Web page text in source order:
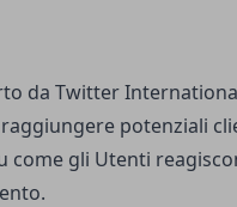
da Twitter
potenziali
come gli Utenti